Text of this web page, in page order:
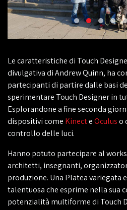
Le caratteristiche di Touch
divulgativa di Andrew Quinn, ha
partecipanti di partire dalle basi
sperimentare Touch Designer in
Esplorandone a fine seconda
dispositivi come KinecteOculuso
controllo delle luci.
Hanno potuto partecipare al
architetti, insegnanti,
produzione. Una Platea variegata
talentuosa che esprime nella sua
potenzialità multiforme di Touch